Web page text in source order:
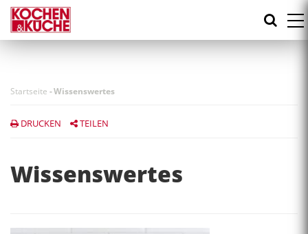
Direkt
zum
Inhalt
Startseite -Wissenswertes
DRUCKEN TEILEN
Wissenswertes